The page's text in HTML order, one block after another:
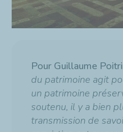
Pour Guillaume
du patrimoine agit
un patrimoine
soutenu, il y a bien
transmission de